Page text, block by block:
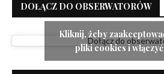
DOŁĄCZ DO OBSERWATORÓW
Dołącz do
Kliknij, żeby
pliki cookies i